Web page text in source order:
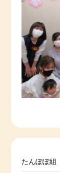
たんぽぽ組